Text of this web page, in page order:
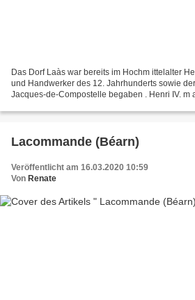
Das Dorf Laàs war bereits im Hochm ittelalter
und Handwerker des 12. Jahrhunderts sowie
Jacques-de-Compostelle begaben . Henri IV. m
Lacommande (Béarn)
Veröffentlicht am 16.03.2020 10:59
Von Renate